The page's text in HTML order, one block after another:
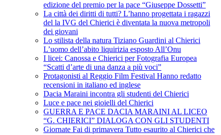
edizione del premio per la pace “Giuseppe Dossetti”
La città dei diritti di tutti? L’hanno progettata i ragazzi
del la IVG del Chierici è diventata la nuova metropoli
dei giovani
Lo stilista della natura Tiziano Guardini al Chierici
L’uomo dell’abito liquirizia esposto All’Onu
I licei: Canossa e Chierici per Fotografia Europea
“Scatti d’arte di una danza a più voci”
Protagonisti al Reggio Film Festival Hanno redatto
recensioni in italiano ed inglese
Dacia Maraini incontra gli studenti del Chierici
Luce e pace nei gioielli del Chierici
GUERRA E PACE DACIA MARAINI AL LICEO
“G. CHIERICI” DIALOGA CON GLI STUDENTI
Giornate Fai di primavera Tutto esaurito al Chierici che